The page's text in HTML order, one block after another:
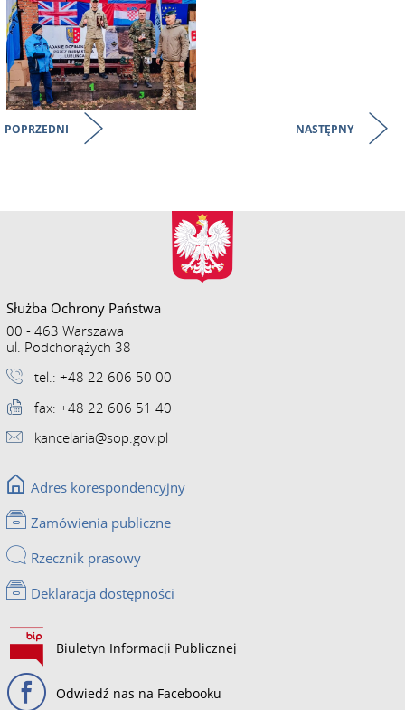
POPRZEDNI NASTĘPNY
Służba Ochrony Państwa
00 - 463 Warszawa
ul. Podchorążych 38
tel.: +48 22 606 50 00
fax: +48 22 606 51 40
kancelaria@sop.gov.pl
Adres korespondencyjny
Zamówienia publiczne
Rzecznik prasowy
Deklaracja dostępności
Biuletyn Informacji Publicznej
Odwiedź nas na Facebooku